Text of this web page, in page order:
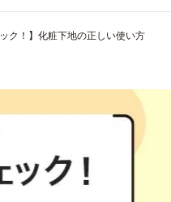
ク！】化粧下地の正しい使い方